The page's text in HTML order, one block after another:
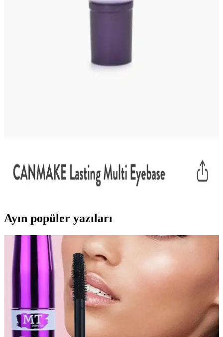
Gyaru makyaj stili, canlı allıklar ve ışıltılı cilt görünümüyle Japon
gençleri arasında popülerdir. Doğru ürün seçimi ve saç
Canmake Eyebase, özellikle yağlı göz kapaklarında göz farının
kalıcılığını artıran silikon bazlı bir Japon göz bazıdır. Kullanıcılar
uzun süreli dayanıklılığını ve nemli hava koşullarında bile etkisini
Ayın popüler yazıları